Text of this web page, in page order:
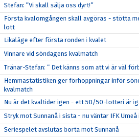
Stefan: ”Vi skall sälja oss dyrt!”
Första kvalomgången skall avgöras - stötta
lott
Likaläge efter första ronden i kvalet
Vinnare vid söndagens kvalmatch
Tränar-Stefan: ” Det känns som att vi är väl
Hemmastatistiken ger förhoppningar inför
kvalmatch
Nu är det kvaltider igen - ett 50/50-lotteri är
Stryk mot Sunnanå i sista - nu väntar IFK Umeå
Seriespelet avslutas borta mot Sunnanå